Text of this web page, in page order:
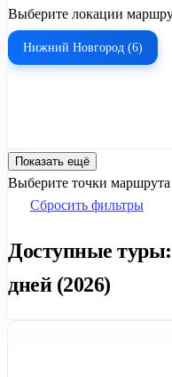
Выберите локации
Нижний Новгород (6)
Показать ещё
Выберите точки
Сбросить фильтры
Доступные
дней (2026)